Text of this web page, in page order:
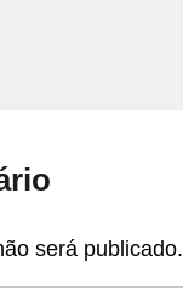
será publicado.